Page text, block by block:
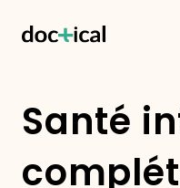
Santé